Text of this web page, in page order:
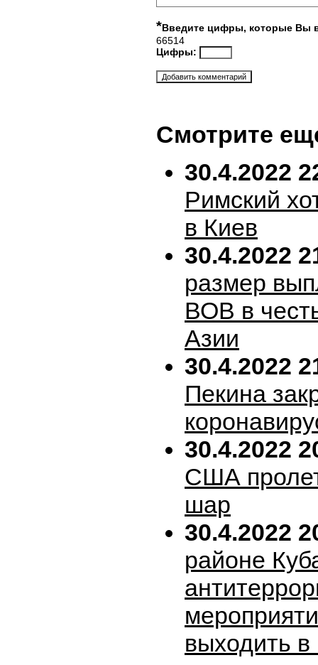
*Введите цифры, которые Вы
66514
Цифры:
Смотрите
30.4.2022
Римский
в Киев
30.4.2022
размер
ВОВ в
Азии
30.4.2022
Пекина
30.4.2022
США
шар
30.4.2022
районе
выходить